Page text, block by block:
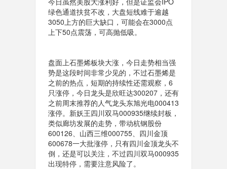
绿色通道扶贫不改， 大盘短线难于逾越
3050上方的巨大缺口，可能会在3000点
上下50点震荡，可高抛低吸。
盘面上石墨烯板块大涨，今日走势相当强
势是这段时间非常少见的，不过石墨烯是
之前的热点，短期的持续性还需观察，6
只涨停，今日龙头是欣旺达300207，还有
之前周末推荐的人气龙头东旭光电000413
涨停。新妖王四川双马000935继续封板，
类似廊坊发展的走势，带动杭钢股份
600126、山西三维000755、四川金顶
600678一大批涨停，只有四川金顶龙头不
倒，还是可以关注， 不过四川双马000935
出现特停，需要注意风险了。